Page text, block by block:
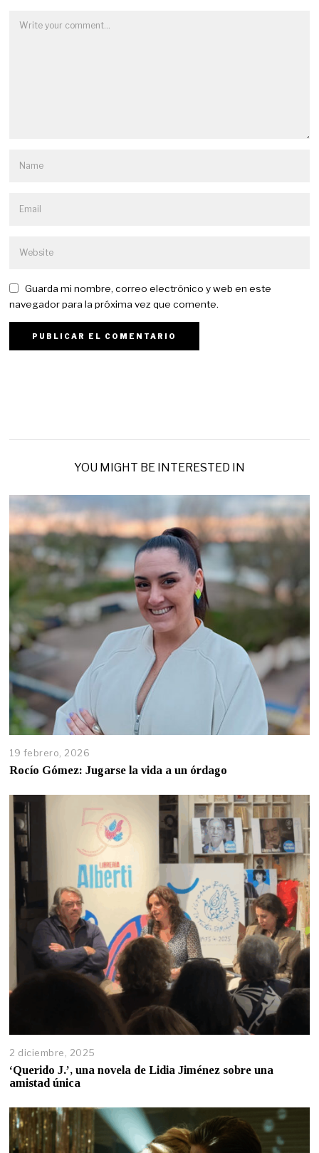
Guarda mi nombre, correo electrónico y web en este
navegador para la próxima vez que comente.
YOU MIGHT BE INTERESTED IN
19 febrero, 2026
Rocío Gómez: Jugarse la vida a un órdago
2 diciembre, 2025
‘Querido J.’, una novela de Lidia Jiménez sobre una
amistad única